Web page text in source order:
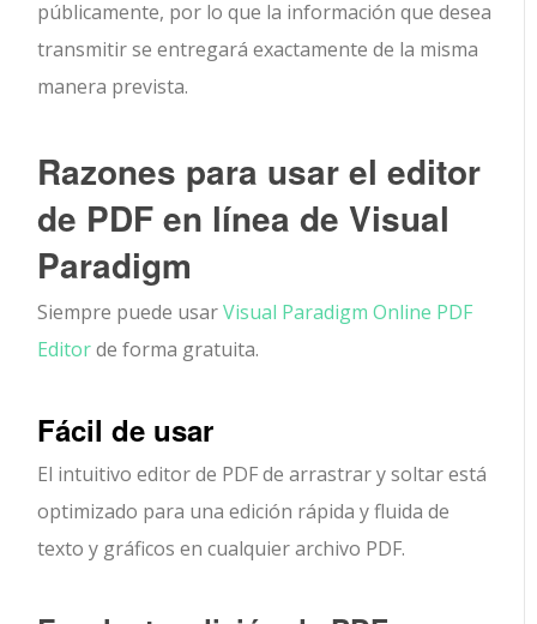
públicamente, por lo que la información que desea
transmitir se entregará exactamente de la misma
manera prevista.
Razones para usar el editor
de PDF en línea de Visual
Paradigm
Siempre puede usarVisual Paradigm Online PDF
Editorde forma gratuita.
Fácil de usar
El intuitivo editor de PDF de arrastrar y soltar está
optimizado para una edición rápida y fluida de
texto y gráficos en cualquier archivo PDF.